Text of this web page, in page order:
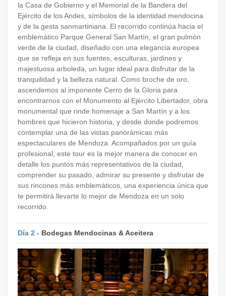
la Casa de Gobierno y el Memorial de la Bandera del
Ejército de los Andes, símbolos de la identidad mendocina
y de la gesta sanmartiniana. El recorrido continúa hacia el
emblemático Parque General San Martín, el gran pulmón
verde de la ciudad, diseñado con una elegancia europea
que se refleja en sus fuentes, esculturas, jardines y
majestuosa arboleda, un lugar ideal para disfrutar de la
tranquilidad y la belleza natural. Como broche de oro,
ascendemos al imponente Cerro de la Gloria para
encontrarnos con el Monumento al Ejército Libertador, obra
monumental que rinde homenaje a San Martín y a los
hombres que hicieron historia, y desde donde podremos
contemplar una de las vistas panorámicas más
espectaculares de Mendoza. Acompañados por un guía
profesional, este tour es la mejor manera de conocer en
detalle los puntos más representativos de la ciudad,
comprender su pasado, admirar su presente y disfrutar de
sus rincones más emblemáticos, una experiencia única que
te permitirá llevarte lo mejor de Mendoza en un solo
recorrido.
Día 2 - Bodegas Mendocinas & Aceitera